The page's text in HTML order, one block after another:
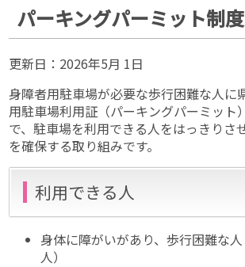
パーキングパーミット制度
更新日： 2026年5月 1日
身障者用駐車場が必要な歩行困難な人に
用駐車場利用証（パーキングパーミット
で、駐車場を利用できる人をはっきりさ
を確保する取り組みです。
利用できる人
身体に障がいがあり、歩行困難な
人）